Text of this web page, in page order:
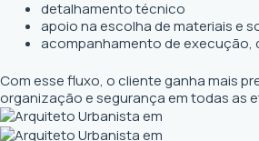
detalhamento técnico
apoio na escolha de materiais e
acompanhamento de execução,
Com esse fluxo, o cliente ganha mais
organização e segurança em todas as